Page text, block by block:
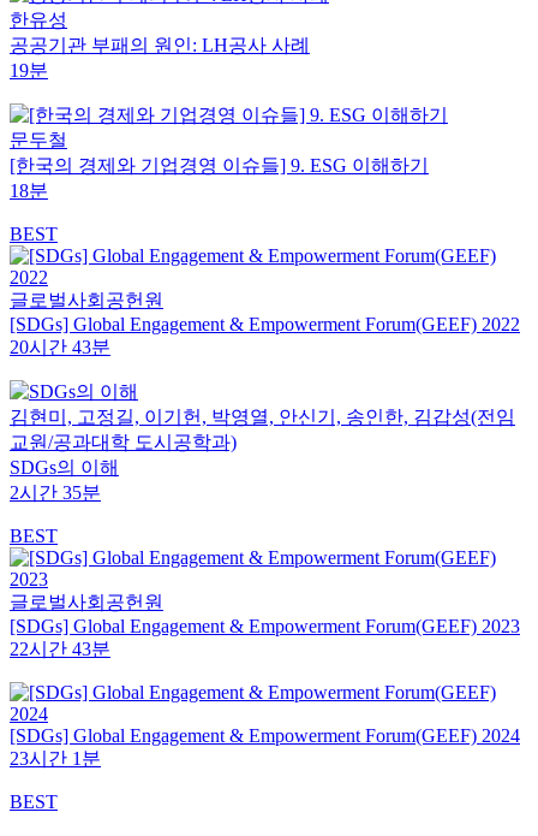
한유성
공공기관 부패의 원인: LH공사 사례
19분
문두철
[한국의 경제와 기업경영 이슈들] 9. ESG 이해하기
18분
BEST
글로벌사회공헌원
[SDGs] Global Engagement & Empowerment Forum(GEEF) 2022
20시간 43분
김현미, 고정길, 이기헌, 박영열, 안신기, 송인한, ­김갑성(전임
교원/공과대학 도시공학과)
SDGs의 이해
2시간 35분
BEST
글로벌사회공헌원
[SDGs] Global Engagement & Empowerment Forum(GEEF) 2023
22시간 43분
[SDGs] Global Engagement & Empowerment Forum(GEEF) 2024
23시간 1분
BEST